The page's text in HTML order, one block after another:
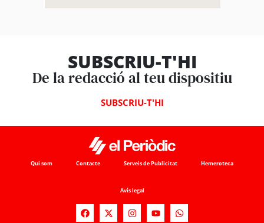
SUBSCRIU-T'HI
De la redacció al teu dispositiu
SUBSCRIU-T'HI
Qui som Contacte Serveis de Publicitat Hemeroteca
Avís legal